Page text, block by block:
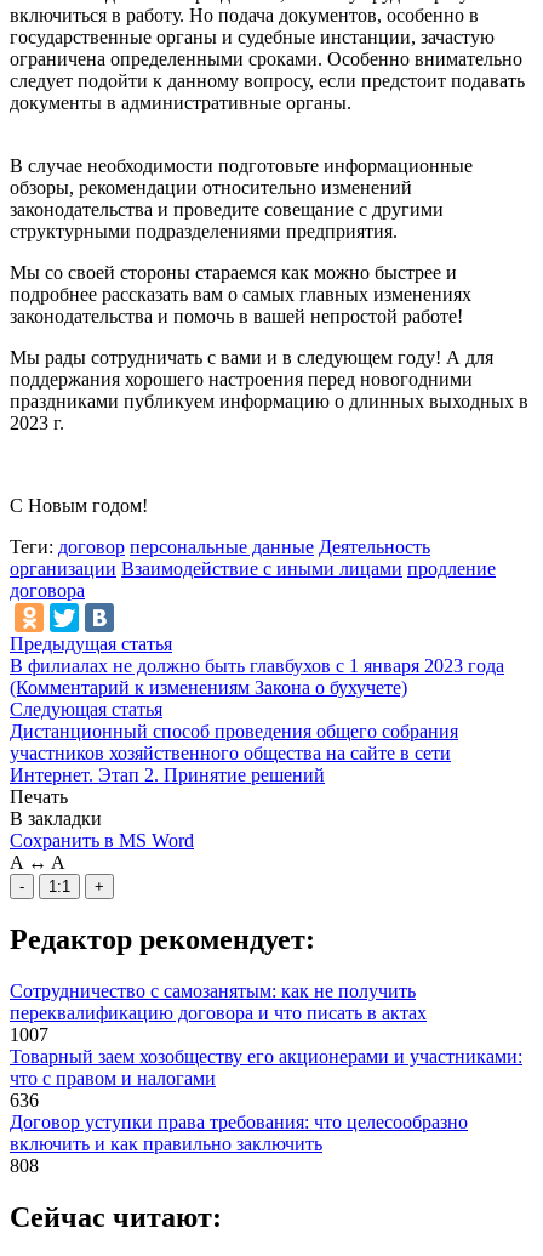
включиться в работу. Но подача документов, особенно в
государственные органы и судебные инстанции, зачастую
ограничена определенными сроками. Особенно внимательно
следует подойти к данному вопросу, если предстоит подавать
документы в административные органы.
В случае необходимости подготовьте информационные
обзоры, рекомендации относительно изменений
законодательства и проведите совещание с другими
структурными подразделениями предприятия.
Мы со своей стороны стараемся как можно быстрее и
подробнее рассказать вам о самых главных изменениях
законодательства и помочь в вашей непростой работе!
Мы рады сотрудничать с вами и в следующем году! А для
поддержания хорошего настроения перед новогодними
праздниками публикуем информацию о длинных выходных в
2023 г.
С Новым годом!
Теги: договор персональные данные Деятельность
организации Взаимодействие с иными лицами продление
договора
Предыдущая статья
В филиалах не должно быть главбухов с 1 января 2023 года
(Комментарий к изменениям Закона о бухучете)
Следующая статья
Дистанционный способ проведения общего собрания
участников хозяйственного общества на сайте в сети
Интернет. Этап 2. Принятие решений
Печать
В закладки
Сохранить в MS Word
A ↔ A
- 1:1 +
Редактор рекомендует:
Сотрудничество с самозанятым: как не получить
переквалификацию договора и что писать в актах
1007
Товарный заем хозобществу его акционерами и участниками:
что с правом и налогами
636
Договор уступки права требования: что целесообразно
включить и как правильно заключить
808
Сейчас читают: